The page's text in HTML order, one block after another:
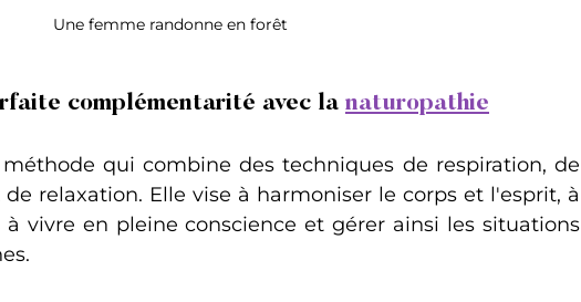
Une femme randonne en forêt
complémentarité avec la naturopathie
qui combine des techniques de respiration, de
relaxation. Elle vise à harmoniser le corps et l'esprit, à
à vivre en pleine conscience et gérer ainsi les situations